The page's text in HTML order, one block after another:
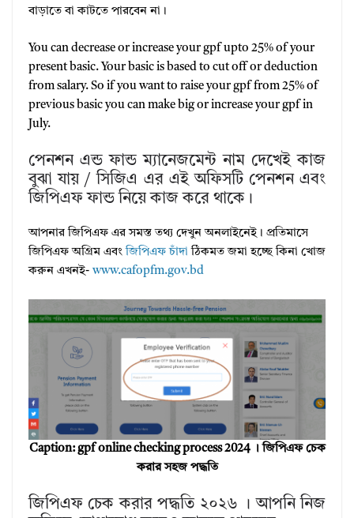
বাড়াতে বা কাটতে পারবেন না।
You can decrease or increase your gpf upto 25% of your
present basic. Your basic is based to cut off or deduction
from salary. So if you want to raise your gpf from 25% of
previous basic you can make big or increase your gpf in
July.
পেনশন এন্ড ফান্ড ম্যানেজমেন্ট নাম দেখেই কাজ
বুঝা যায় / সিজিএ এর এই অফিসটি পেনশন এবং
জিপিএফ ফান্ড নিয়ে কাজ করে থাকে।
আপনার জিপিএফ এর সমস্ত তথ্য দেখুন অনলাইনেই। প্রতিমাসে
জিপিএফ অগ্রিম এবংজিপিএফ চাঁদা ঠিকমত জমা হচ্ছে কিনা খোজ
করুন এখনই- www.cafopfm.gov.bd
Caption: gpf online checking process 2024 । জিপিএফ চেক
করার সহজ পদ্ধতি
জিপিএফ চেক করার পদ্ধতি ২০২৬ । আপনি নিজ